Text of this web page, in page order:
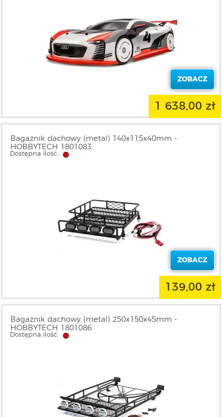
ZOBACZ
1 638,00 zł
Bagażnik dachowy (metal) 140x115x40mm -
HOBBYTECH 1801083
Dostępna ilość:
ZOBACZ
139,00 zł
Bagażnik dachowy (metal) 250x150x45mm -
HOBBYTECH 1801086
Dostępna ilość: